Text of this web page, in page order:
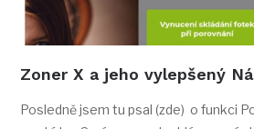
Zoner X a jeho vylepšený
Posledně jsem tu psal (zde) o funkci